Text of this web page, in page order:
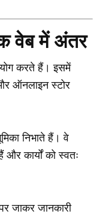
वेब में अंतर
करते हैं। इसमें
ऑनलाइन स्टोर
निभाते हैं। वे
कार्यों को स्वतः
जाकर जानकारी